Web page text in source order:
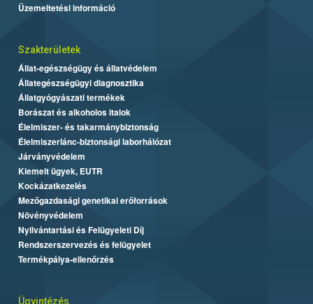
Üzemeltetési információ
Szakterületek
Állat-egészségügy és állatvédelem
Állategészségügyi diagnosztika
Állatgyógyászati termékek
Borászat és alkoholos italok
Élelmiszer- és takarmánybiztonság
Élelmiszerlánc-biztonsági laborhálózat
Járványvédelem
Kiemelt ügyek, EUTR
Kockázatkezelés
Mezőgazdasági genetikai erőforrások
Növényvédelem
Nyilvántartási és Felügyeleti Díj
Rendszerszervezés és felügyelet
Termékpálya-ellenőrzés
Ügyintézés